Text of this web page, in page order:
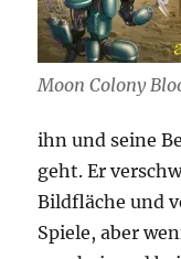
Moon Colony
ihn und seine
geht. Er
Bildfläche und
Spiele, aber